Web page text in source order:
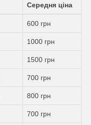
Середня ціна
600 грн
1000 грн
1500 грн
700 грн
800 грн
700 грн